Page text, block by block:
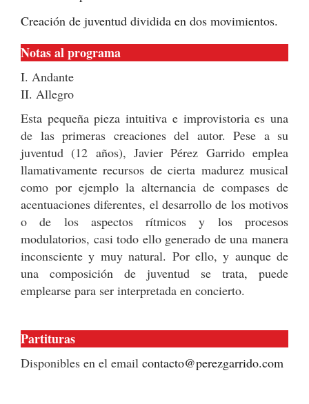
Creación de juventud dividida en dos movimientos.
Notas al programa
I. Andante
II. Allegro
Esta pequeña pieza intuitiva e improvistoria es una
de las primeras creaciones del autor. Pese a su
juventud (12 años), Javier Pérez Garrido emplea
llamativamente recursos de cierta madurez musical
como por ejemplo la alternancia de compases de
acentuaciones diferentes, el desarrollo de los motivos
o de los aspectos rítmicos y los procesos
modulatorios, casi todo ello generado de una manera
inconsciente y muy natural. Por ello, y aunque de
una composición de juventud se trata, puede
emplearse para ser interpretada en concierto.
Partituras
Disponibles en el email contacto@perezgarrido.com